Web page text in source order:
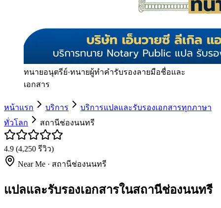
ทนายอนุตรีย์·ทนายผู้ทำคำรับรองลายมือชื่อและ
เอกสาร
หน้าแรก บริการ
บริการแปลและรับรองเอกสารทุกภาษา
ทั่วโลก
สถานีช่องนนทรี
4.9 (4,250 รีวิว)
Near Me · สถานีช่องนนทรี
แปลและรับรองเอกสารในสถานีช่องนนทรี